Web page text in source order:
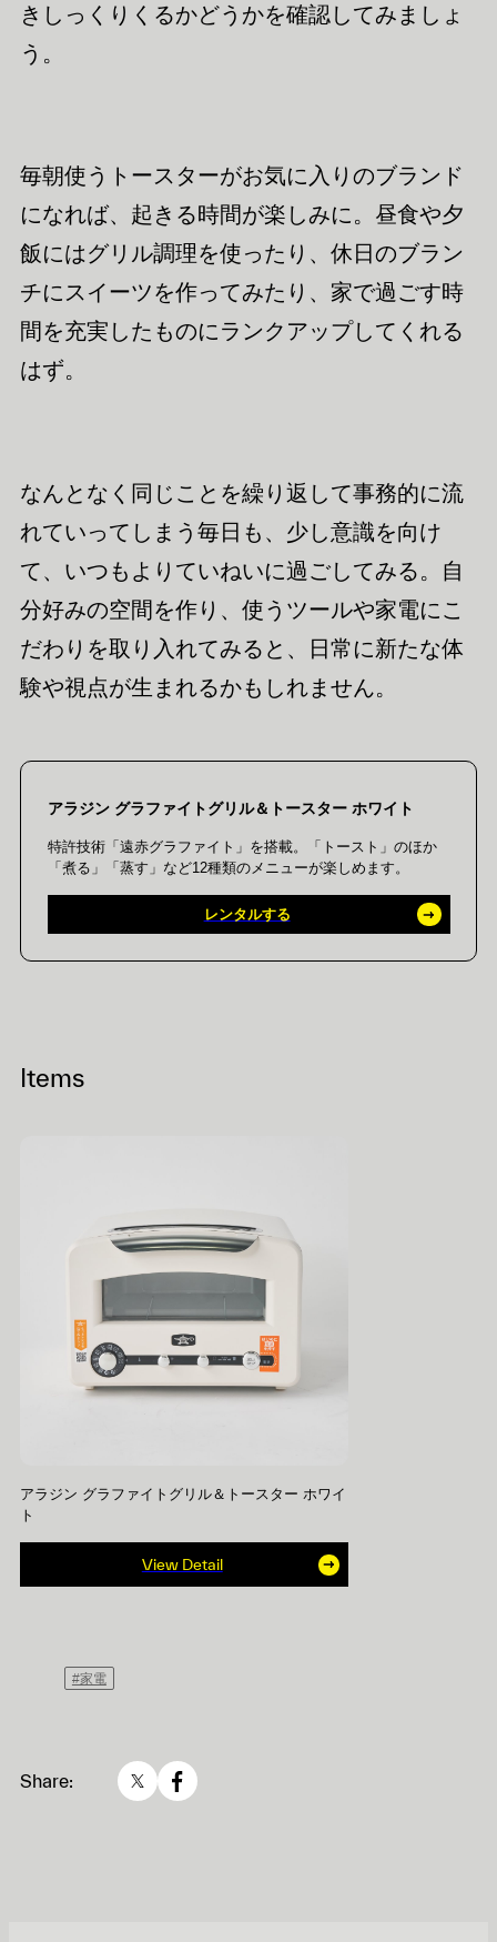
きしっくりくるかどうかを確認してみましょ
う。
毎朝使うトースターがお気に入りのブランド
になれば、起きる時間が楽しみに。昼食や夕
飯にはグリル調理を使ったり、休日のブラン
チにスイーツを作ってみたり、家で過ごす時
間を充実したものにランクアップしてくれる
はず。
なんとなく同じことを繰り返して事務的に流
れていってしまう毎日も、少し意識を向け
て、いつもよりていねいに過ごしてみる。自
分好みの空間を作り、使うツールや家電にこ
だわりを取り入れてみると、日常に新たな体
験や視点が生まれるかもしれません。
アラジン グラファイトグリル＆トースター ホワイト
特許技術「遠赤グラファイト」を搭載。「トースト」のほか
「煮る」「蒸す」など12種類のメニューが楽しめます。
レンタルする
Items
アラジン グラファイトグリル＆トースター ホワイ
ト
View Detail
#家電
Share: